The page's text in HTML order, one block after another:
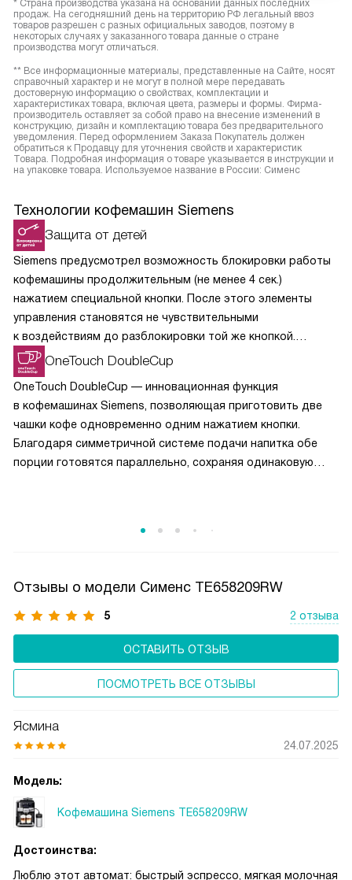
* Страна производства указана на основании данных последних
продаж. На сегодняшний день на территорию РФ легальный ввоз
товаров разрешен с разных официальных заводов, поэтому в
некоторых случаях у заказанного товара данные о стране
производства могут отличаться.
** Все информационные материалы, представленные на Сайте, носят
справочный характер и не могут в полной мере передавать
достоверную информацию о свойствах, комплектации и
характеристиках товара, включая цвета, размеры и формы. Фирма-
производитель оставляет за собой право на внесение изменений в
конструкцию, дизайн и комплектацию товара без предварительного
уведомления. Перед оформлением Заказа Покупатель должен
обратиться к Продавцу для уточнения свойств и характеристик
Товара. Подробная информация о товаре указывается в инструкции и
на упаковке товара. Используемое название в России: Сименс
Технологии кофемашин Siemens
Защита от детей
Siemens предусмотрел возможность блокировки работы
кофемашины продолжительным (не менее 4 сек.)
нажатием специальной кнопки. После этого элементы
управления становятся не чувствительными
к воздействиям до разблокировки той же кнопкой.
Вероятность, что малыш случайным образом повторит
подобные действия, стремится к нулю.
OneTouch DoubleCup
OneTouch DoubleCup — инновационная функция
в кофемашинах Siemens, позволяющая приготовить две
чашки кофе одновременно одним нажатием кнопки.
Благодаря симметричной системе подачи напитка обе
порции готовятся параллельно, сохраняя одинаковую
пользователей.
Отзывы о модели Сименс TE658209RW
5 2 отзыва
ОСТАВИТЬ ОТЗЫВ
ПОСМОТРЕТЬ ВСЕ ОТЗЫВЫ
Ясмина
24.07.2025
Модель:
Кофемашина Siemens TE658209RW
Достоинства:
Люблю этот автомат: быстрый эспрессо, мягкая молочная